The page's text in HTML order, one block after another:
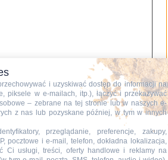
wystające
nacinamynożem w
i uzyskiwać dostęp do informacji na
piksele w e-mailach, itp.), łączyć i przekazywać
– zebrane na tej stronie lub w naszych e-
z nas lub pozyskane później, w tym w innych
przeglądanie, preferencje, zakupy,
pocztowe i e-mail, telefon, dokładna lokalizacja,
Ci usługi, treści, oferty handlowe i reklamy na